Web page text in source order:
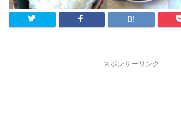
スポンサーリンク